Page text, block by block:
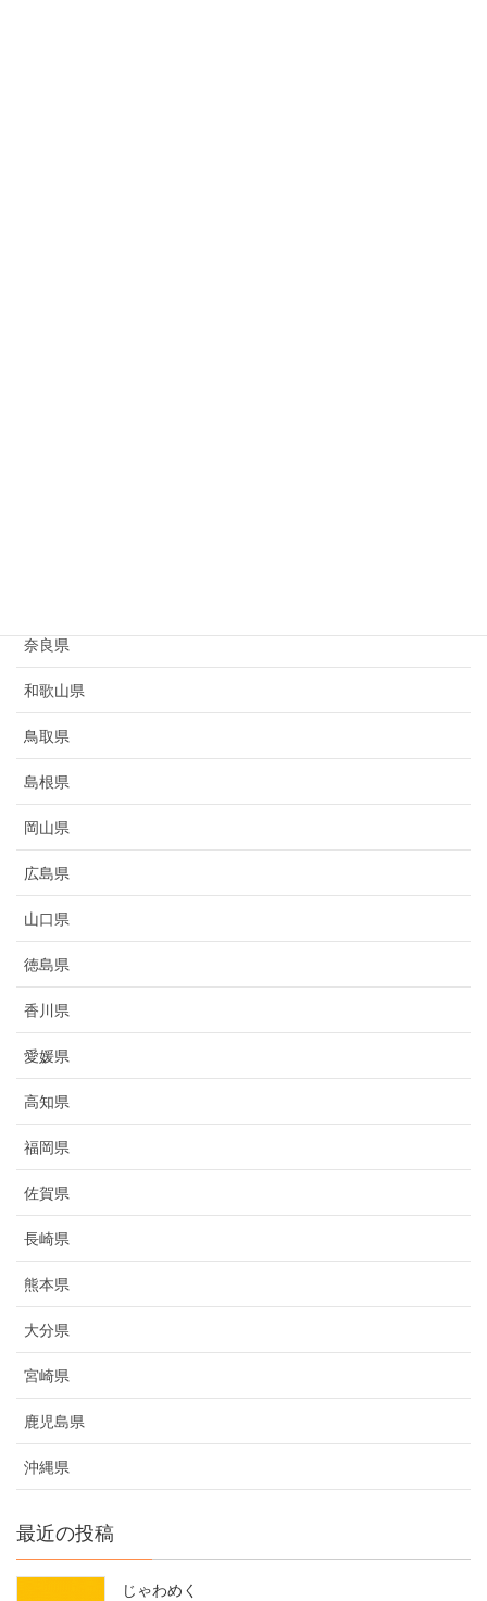
奈良県
和歌山県
鳥取県
島根県
岡山県
広島県
山口県
徳島県
香川県
愛媛県
高知県
福岡県
佐賀県
長崎県
熊本県
大分県
宮崎県
鹿児島県
沖縄県
最近の投稿
じゃわめく